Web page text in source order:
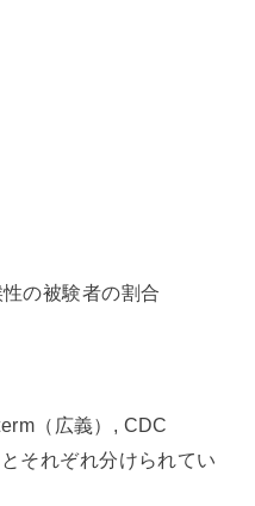
の被験者の割合
（広義）, CDC
それぞれ分けられてい